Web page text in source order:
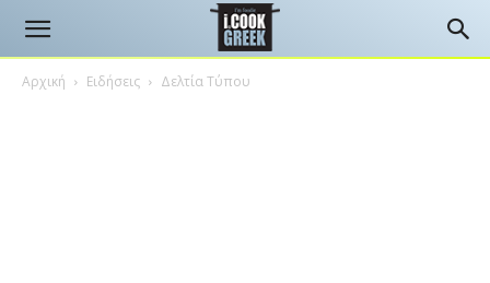
Αρχική Ειδήσεις Δελτία Τύπου